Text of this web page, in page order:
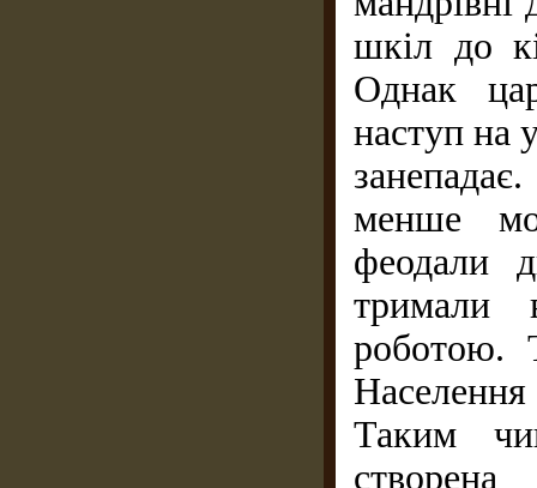
шкіл до
Однак
наступ на
менше
феодали
тримали
роботою.
Таким
створена